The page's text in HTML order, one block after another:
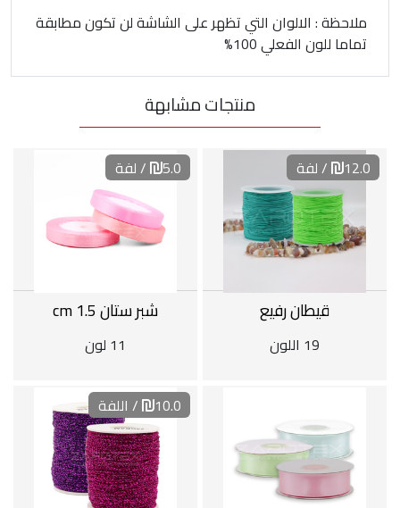
ملاحظة : الالوان التي تظهر على الشاشة لن تكون مطابقة
تماما للون الفعلي 100%
منتجات مشابهة
12.0 / لفة
قيطان رفيع
19 اللون
5.0 / لفة
شبر ستان 1.5 cm
11 لون
10.0 / اللفة